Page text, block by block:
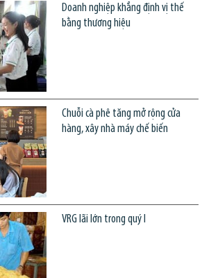
Doanh nghiệp khẳng định vị thế
bằng thương hiệu
Chuỗi cà phê tăng mở rộng cửa
hàng, xây nhà máy chế biến
VRG lãi lớn trong quý I